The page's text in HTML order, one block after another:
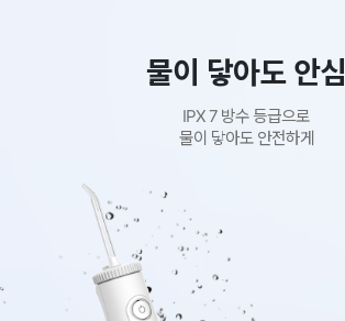
물이 닿아도 안심
IPX 7 방수 등급으로
물이 닿아도 안전하게